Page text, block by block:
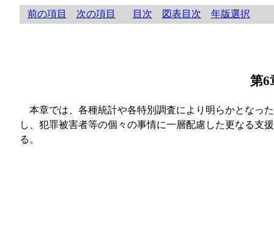
前の項目 次の項目 目次 図表目次 年版選択
第
本章では、各種統計や各特別調査により明らかとなっ
し、犯罪被害者等の個々の事情に一層配慮した更なる支
る。